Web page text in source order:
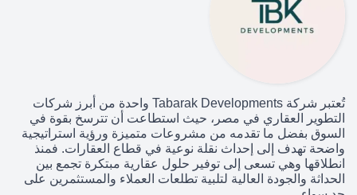
تُعتبر شركة Tabarak Developments واحدة من أبرز شركات
التطوير العقاري في مصر، حيث استطاعت أن تترسخ بقوة في
السوق بفضل ما تقدمه من مشروعات متميزة ورؤية استراتيجية
واضحة تهدف إلى إحداث نقلة نوعية في قطاع العقارات. فمنذ
انطلاقها وهي تسعى إلى توفير حلول عقارية مبتكرة تجمع بين
الحداثة والجودة العالية لتلبية تطلعات العملاء والمستثمرين على